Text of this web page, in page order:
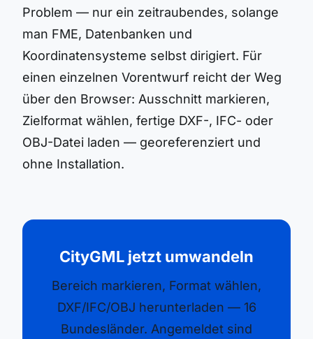
Problem — nur ein zeitraubendes, solange
man FME, Datenbanken und
Koordinatensysteme selbst dirigiert. Für
einen einzelnen Vorentwurf reicht der Weg
über den Browser: Ausschnitt markieren,
Zielformat wählen, fertige DXF-, IFC- oder
OBJ-Datei laden — georeferenziert und
ohne Installation.
CityGML jetzt umwandeln
Bereich markieren, Format wählen,
DXF/IFC/OBJ herunterladen — 16
Bundesländer. Angemeldet sind